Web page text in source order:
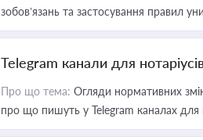
зобов’язань та застосування правил
Telegram канали для
Про що тема: Огляди нормативних
про що пишуть у Telegram каналах для